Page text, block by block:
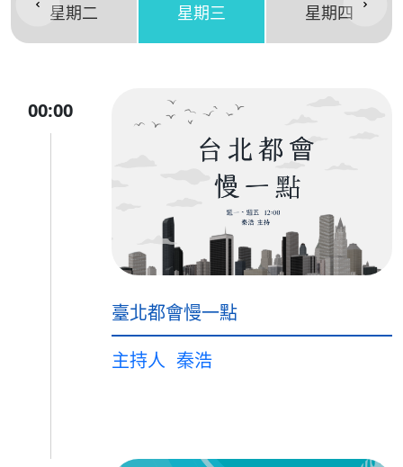
星期二 星期三 星期四
00:00
臺北都會慢一點
主持人 秦浩